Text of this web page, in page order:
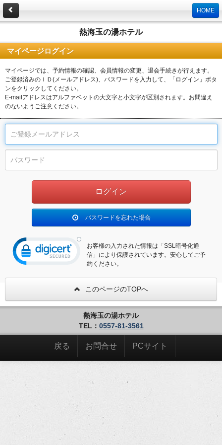
HOME
熱海玉の湯ホテル
マイページログイン
マイページでは、予約情報の確認、会員情報の変更、退会手続きが行えます。
ご登録済みのＩＤ(メールアドレス)、パスワードを入力して、「ログイン」ボタ
ンをクリックしてください。
E-mailアドレスはアルファベットの大文字と小文字が区別されます。お間違え
のないようご注意ください。
パスワードを忘れた場合
お客様の入力された情報は「SSL暗号化通
信」により保護されています。安心してご予
約ください。
このページのTOPへ
熱海玉の湯ホテル
TEL： 0557-81-3561
戻る お問合せ PCサイト